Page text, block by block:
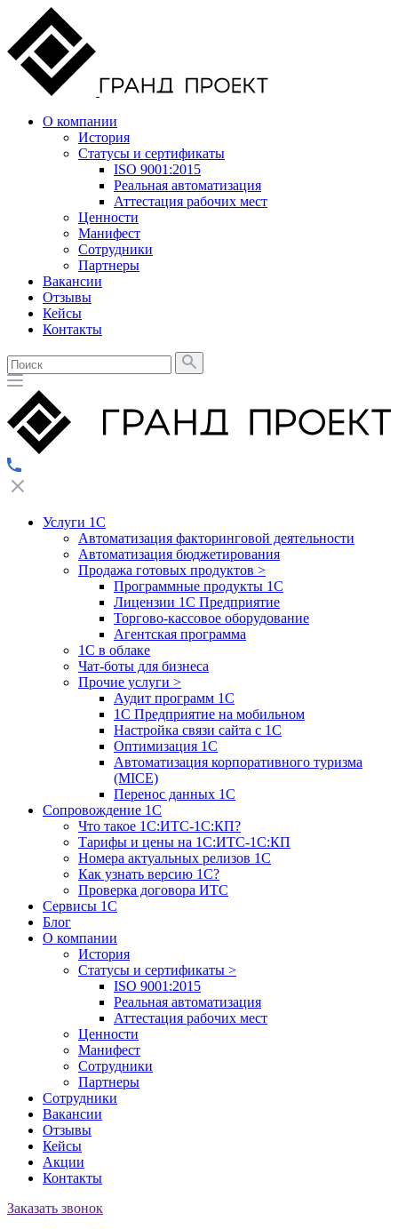
О компании
История
Статусы и сертификаты
ISO 9001:2015
Реальная автоматизация
Аттестация рабочих мест
Ценности
Манифест
Сотрудники
Партнеры
Вакансии
Отзывы
Кейсы
Контакты
Услуги 1С
Автоматизация факторинговой деятельности
Автоматизация бюджетирования
Продажа готовых продуктов >
Программные продукты 1С
Лицензии 1С Предприятие
Торгово-кассовое оборудование
Агентская программа
1С в облаке
Чат-боты для бизнеса
Прочие услуги >
Аудит программ 1С
1С Предприятие на мобильном
Настройка связи сайта с 1С
Оптимизация 1С
Автоматизация корпоративного туризма
(MICE)
Перенос данных 1С
Сопровождение 1С
Что такое 1С:ИТС-1С:КП?
Тарифы и цены на 1С:ИТС-1С:КП
Номера актуальных релизов 1С
Как узнать версию 1С?
Проверка договора ИТС
Сервисы 1С
Блог
О компании
История
Статусы и сертификаты >
ISO 9001:2015
Реальная автоматизация
Аттестация рабочих мест
Ценности
Манифест
Сотрудники
Партнеры
Сотрудники
Вакансии
Отзывы
Кейсы
Акции
Контакты
Заказать звонок